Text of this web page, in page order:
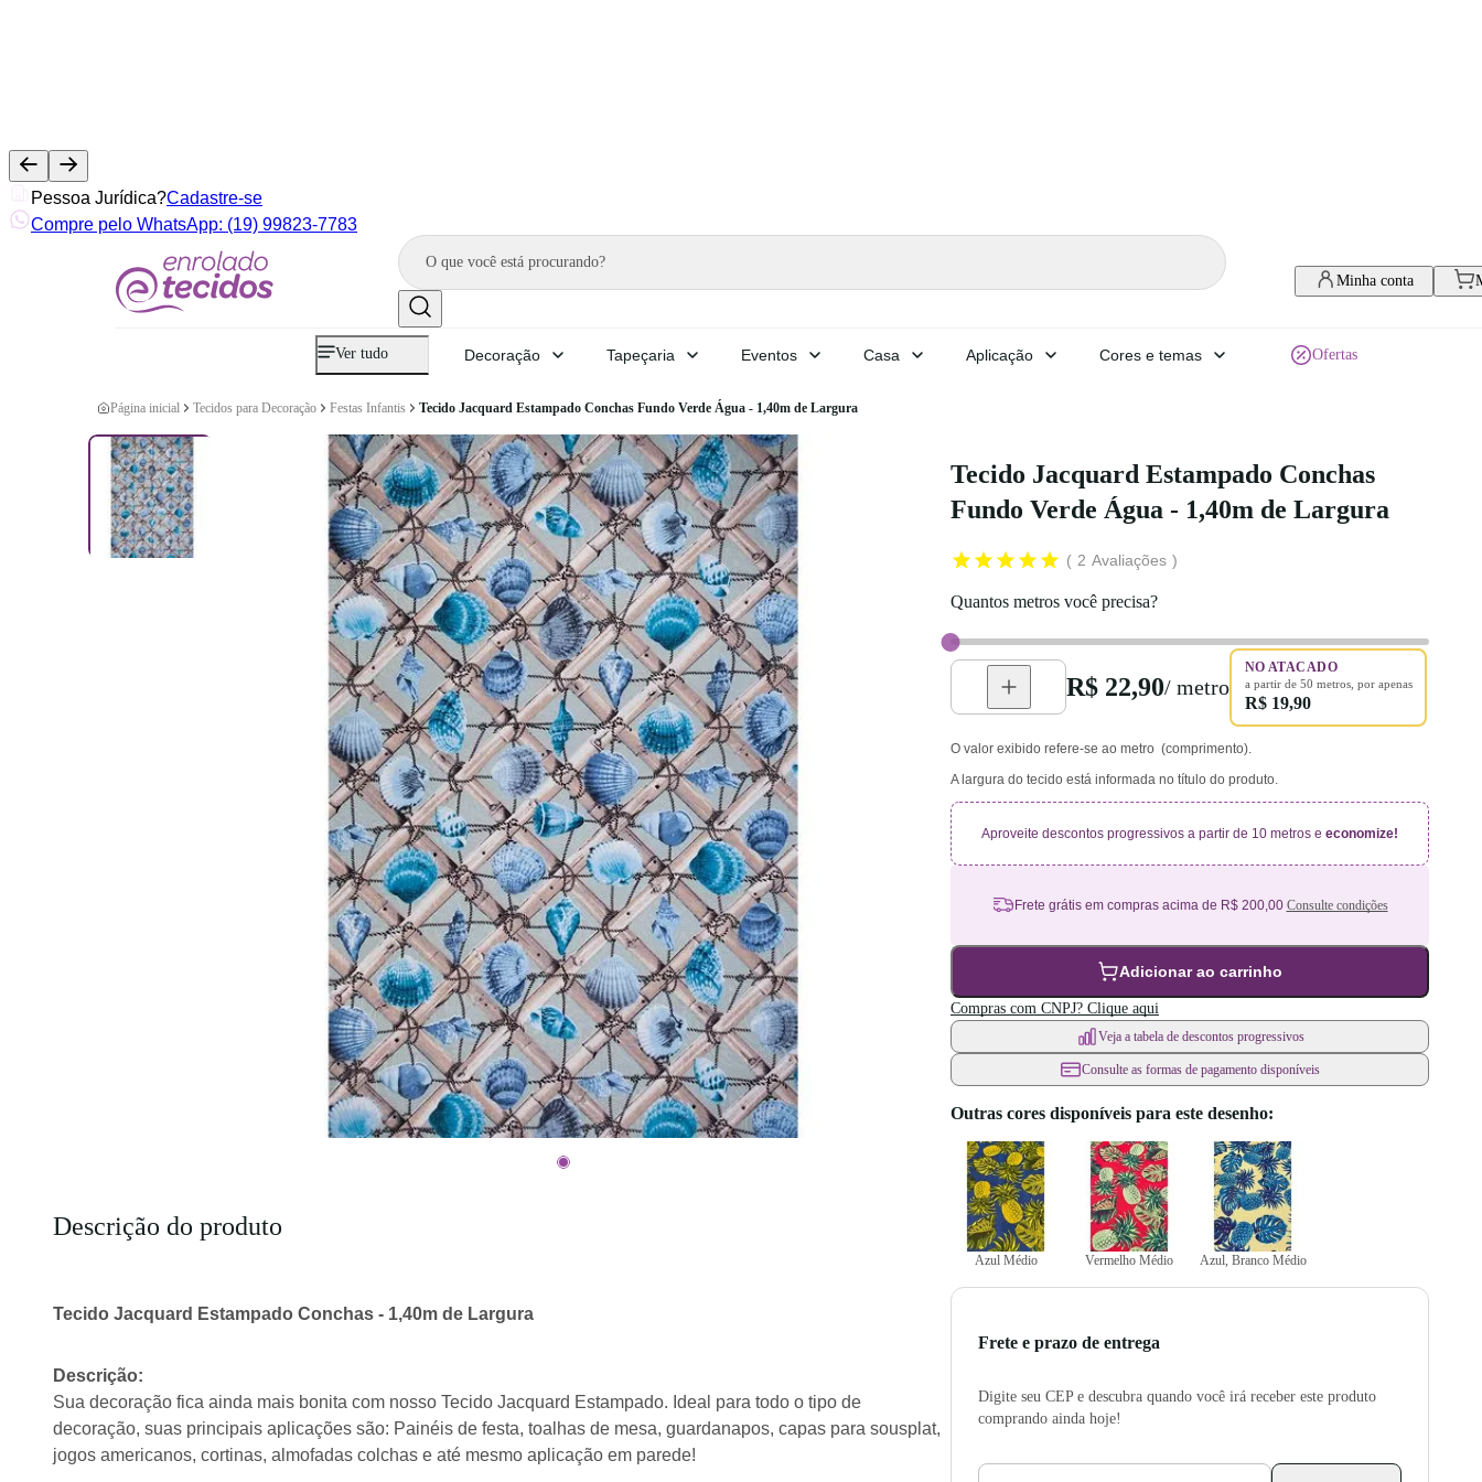
Pessoa Jurídica?Cadastre-se
Compre pelo WhatsApp: (19) 99823-7783
Minha conta
Ver tudo Decoração Tapeçaria Eventos Casa Aplicação Cores e temas Ofertas
Página inicial Tecidos para Decoração Festas Infantis Tecido Jacquard Estampado Conchas Fundo Verde Água - 1,40m de Largura
Descrição do produto
Tecido Jacquard Estampado Conchas - 1,40m de Largura
Descrição:
Sua decoração fica ainda mais bonita com nosso Tecido Jacquard Estampado. Ideal para todo o tipo de
decoração, suas principais aplicações são: Painéis de festa, toalhas de mesa, guardanapos, capas para sousplat,
jogos americanos, cortinas, almofadas colchas e até mesmo aplicação em parede!
Tecido Jacquard Estampado Conchas
Fundo Verde Água - 1,40m de Largura
2 Avaliações
Quantos metros você precisa?
R$ 22,90/ metro
NO ATACADO
a partir de 50 metros, por apenas
R$ 19,90
O valor exibido refere-se ao metro (comprimento).
A largura do tecido está informada no título do produto.
Aproveite descontos progressivos a partir de 10 metros e economize!
Frete grátis em compras acima de R$ 200,00 Consulte condições
Adicionar ao carrinho
Compras com CNPJ? Clique aqui
Veja a tabela de descontos progressivos
Consulte as formas de pagamento disponíveis
Outras cores disponíveis para este desenho:
Azul Médio Vermelho Médio Azul, Branco Médio
Frete e prazo de entrega
Digite seu CEP e descubra quando você irá receber este produto
comprando ainda hoje!
CEP